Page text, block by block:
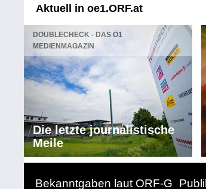
Aktuell in oe1.ORF.at
DOUBLECHECK - DAS Ö1
MEDIENMAGAZIN
Die letzte journalistische
Meile
Bekanntgaben laut ORF-G